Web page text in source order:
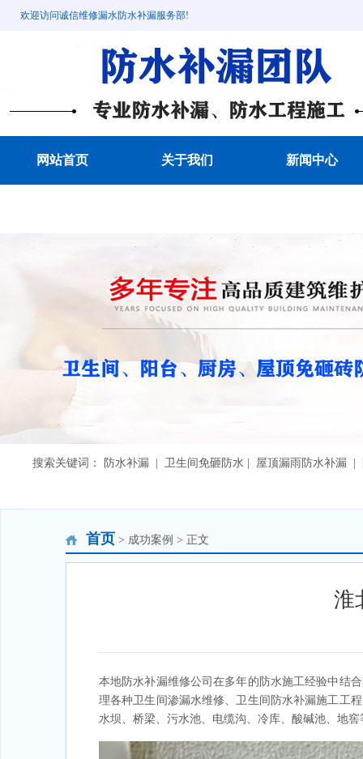
欢迎访问诚信维修漏水防水补漏服务部!
网站首页 关于我们 新闻中心
搜索关键词： 防水补漏 | 卫生间免砸防水 | 屋顶漏雨防水补漏
首页 > 成功案例 > 正文
淮
本地防水补漏维修公司在多年的防水施工经验中结
理各种卫生间渗漏水维修、卫生间防水补漏施工工
水坝、桥梁、污水池、电缆沟、冷库、酸碱池、地